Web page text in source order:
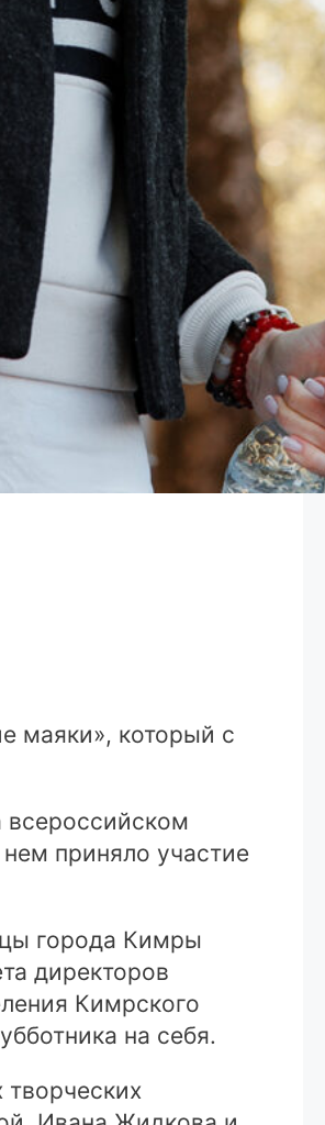
маяки», который с
всероссийском
приняло участие
города Кимры
директоров
Кимрского
на себя.